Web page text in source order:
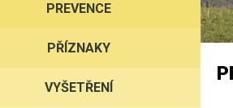
PREVENCE
PŘÍZNAKY
VYŠETŘENÍ